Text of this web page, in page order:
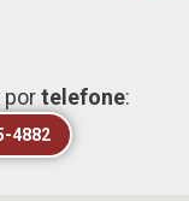
portelefone:
4882